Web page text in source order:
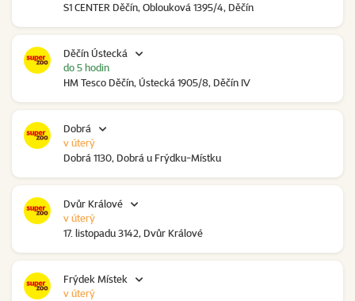
S1 CENTER Děčín, Oblouková 1395/4, Děčín
Děčín Ústecká
HM Tesco Děčín, Ústecká 1905/8, Děčín IV
do 5 hodin
Dobrá
Dobrá 1130, Dobrá u Frýdku-Místku
v úterý
Dvůr Králové
17. listopadu 3142, Dvůr Králové
v úterý
Frýdek Místek
v úterý